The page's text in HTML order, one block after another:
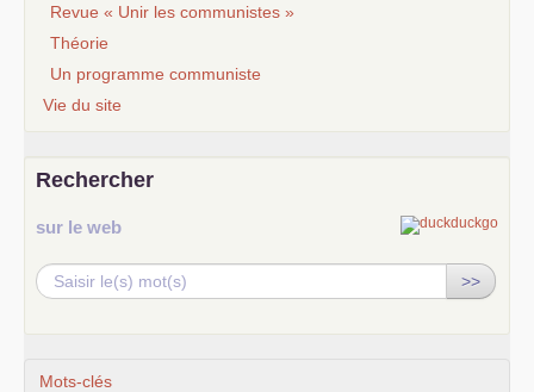
Revue « Unir les communistes »
Théorie
Un programme communiste
Vie du site
Rechercher
sur le web
>>
Mots-clés